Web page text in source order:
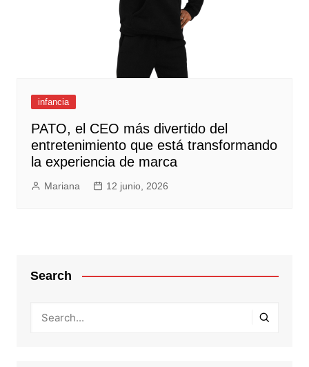
infancia
PATO, el CEO más divertido del
entretenimiento que está transformando
la experiencia de marca
Mariana 12 junio, 2026
Search